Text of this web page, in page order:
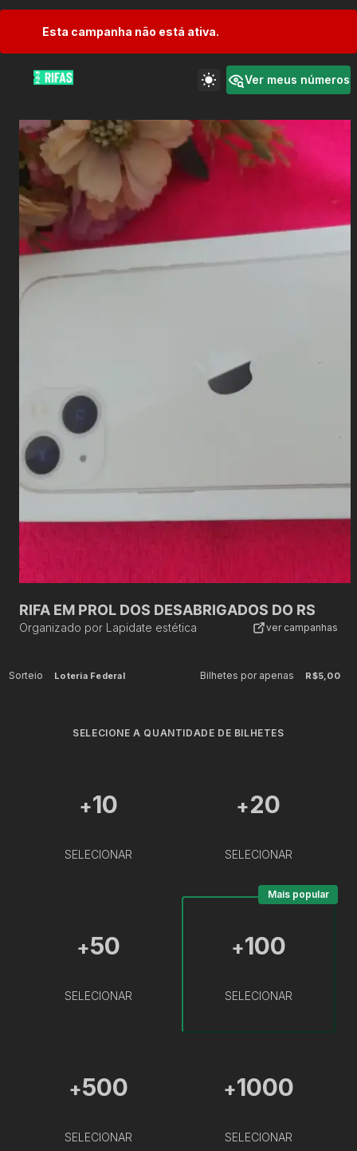
Esta campanha não está ativa.
Ver meus números
RIFA EM PROL DOS DESABRIGADOS DO RS
Organizado por Lapidate estética ver campanhas
Sorteio Loteria Federal Bilhetes por apenas R$5,00
SELECIONE A QUANTIDADE DE BILHETES
+10
SELECIONAR
+20
SELECIONAR
+50
SELECIONAR
+100
SELECIONAR
Mais popular
+500
SELECIONAR
+1000
SELECIONAR